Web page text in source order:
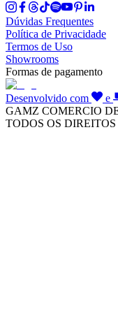
Dúvidas Frequentes
Política de Privacidade
Termos de Uso
Showrooms
Formas de pagamento
Desenvolvido com e
GAMZ COMERCIO
TODOS OS